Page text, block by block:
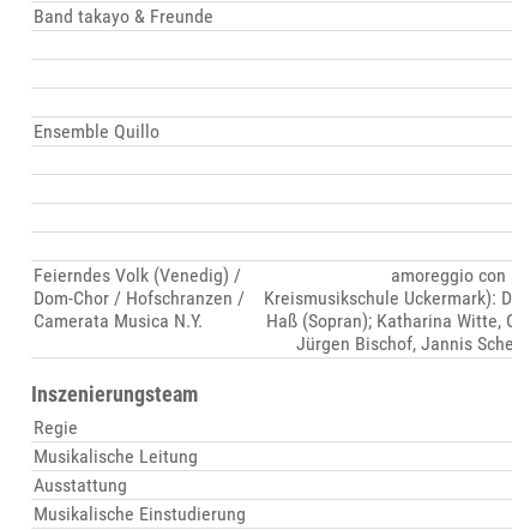
Band takayo & Freunde
Ensemble Quillo
Feierndes Volk (Venedig) /
Dom-Chor / Hofschranzen /
Camerata Musica N.Y.
amoreggio
Kreismusikschule Uckermark):
Haß (Sopran); Katharina
Jürgen Bischof, Jannis
Inszenierungsteam
Regie
Musikalische Leitung
Ausstattung
Musikalische Einstudierung